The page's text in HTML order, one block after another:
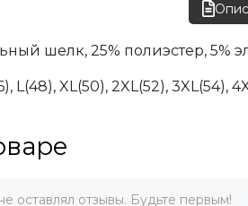
шелк, 25% полиэстер, 5%
L(48), XL(50), 2XL(52), 3XL(54),
оставлял отзывы. Будьте первым!